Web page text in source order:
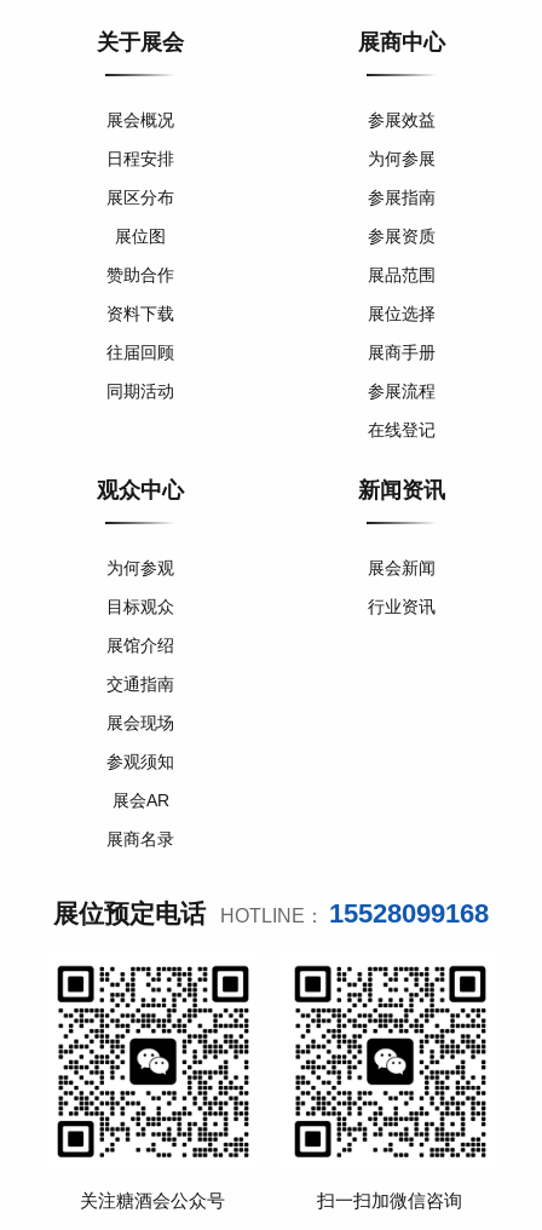
关于展会
展会概况
日程安排
展区分布
展位图
赞助合作
资料下载
往届回顾
同期活动
展商中心
参展效益
为何参展
参展指南
参展资质
展品范围
展位选择
展商手册
参展流程
在线登记
观众中心
为何参观
目标观众
展馆介绍
交通指南
展会现场
参观须知
展会AR
展商名录
新闻资讯
展会新闻
行业资讯
展位预定电话 HOTLINE： 15528099168
关注糖酒会公众号 扫一扫加微信咨询